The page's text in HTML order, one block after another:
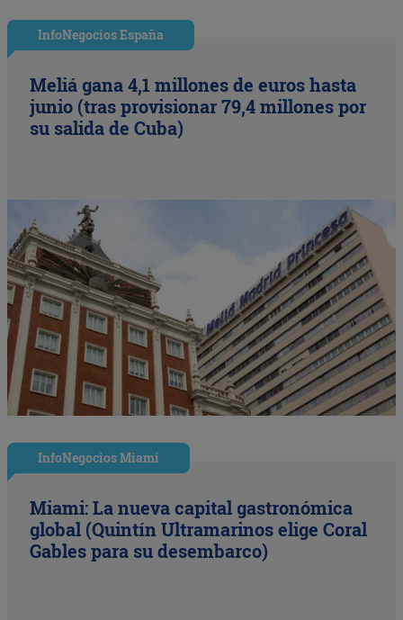
InfoNegocios España
Meliá gana 4,1 millones de euros hasta
junio (tras provisionar 79,4 millones por
su salida de Cuba)
InfoNegocios Miami
Miami: La nueva capital gastronómica
global (Quintín Ultramarinos elige Coral
Gables para su desembarco)